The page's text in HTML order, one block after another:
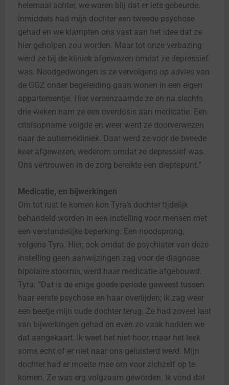
helemaal achter, we waren blij dat er iets gebeurde.
Inmiddels had mijn dochter een tweede psychose
gehad en we klampten ons vast aan het idee dat ze
hier geholpen zou worden. Maar tot onze verbazing
werd ze bij de kliniek afgewezen omdat ze depressief
was. Noodgedwongen is ze vervolgens op advies van
de GGZ onder begeleiding gaan wonen in een eigen
appartementje. Hier vereenzaamde ze en na slechts
drie weken nam ze een overdosis aan medicatie. Een
crisisopname volgde en weer werd ze doorverwezen
naar de autismekliniek. Daar werd ze voor de tweede
keer afgewezen, wederom omdat ze depressief was.
Ons vertrouwen in de zorg bereikte een dieptepunt.”
Medicatie, en bijwerkingen
Om tot rust te komen kon Tyra’s dochter tijdelijk
behandeld worden in een instelling voor mensen met
een verstandelijke beperking. Een noodsprong,
volgens Tyra. Hier, ook omdat de psychiater van deze
instelling geen aanwijzingen zag voor de diagnose
bipolaire stoornis, werd haar medicatie afgebouwd.
Tyra: “Dat is de enige goede periode geweest tussen
haar eerste psychose en haar overlijden; ik zag weer
een beetje mijn oude dochter terug. Ze had zoveel last
van bijwerkingen gehad en even zo vaak hadden we
dat aangekaart. Ik weet het niet hoor, maar het leek
soms écht of er niet naar ons geluisterd werd. Mijn
dochter had er moeite mee om voor zichzelf op te
komen. Ze was erg volgzaam geworden. Ik vond dat